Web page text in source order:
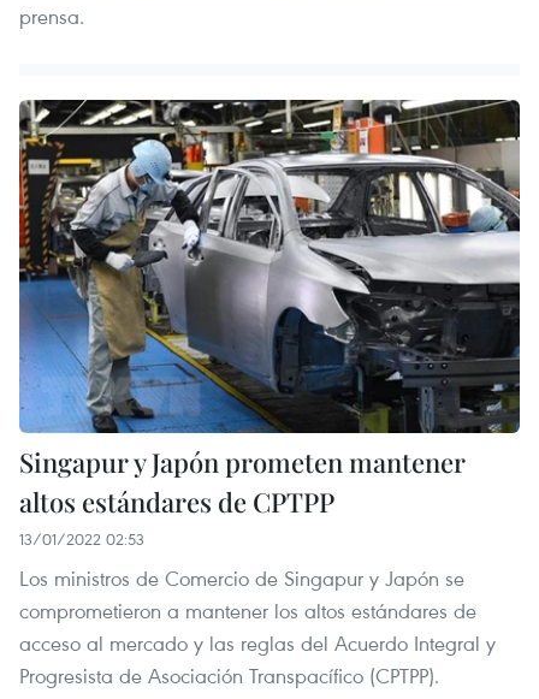
prensa.
Singapur y Japón prometen mantener
altos estándares de CPTPP
13/01/2022 02:53
Los ministros de Comercio de Singapur y Japón se
comprometieron a mantener los altos estándares de
acceso al mercado y las reglas del Acuerdo Integral y
Progresista de Asociación Transpacífico (CPTPP).